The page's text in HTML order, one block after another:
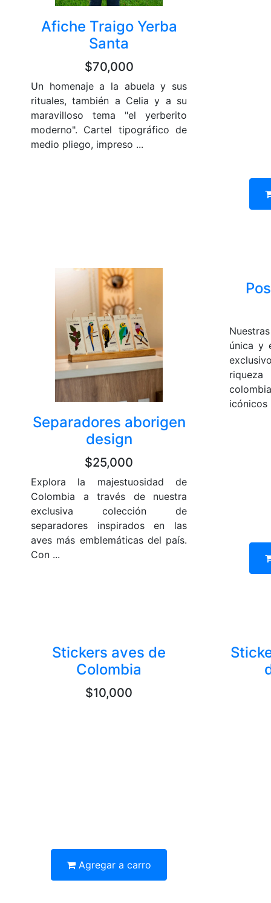
Afiche Traigo Yerba
Santa
$70,000
Un homenaje a la abuela y sus
rituales, también a Celia y a su
maravilloso tema "el yerberito
moderno". Cartel tipográfico de
medio pliego, impreso ...
Separadores aborigen
design
$25,000
Explora la majestuosidad de
Colombia a través de nuestra
exclusiva colección de
separadores inspirados en las
aves más emblemáticas del país.
Con ...
única y
icónicos
Stickers aves de
Colombia
$10,000
Agregar a carro